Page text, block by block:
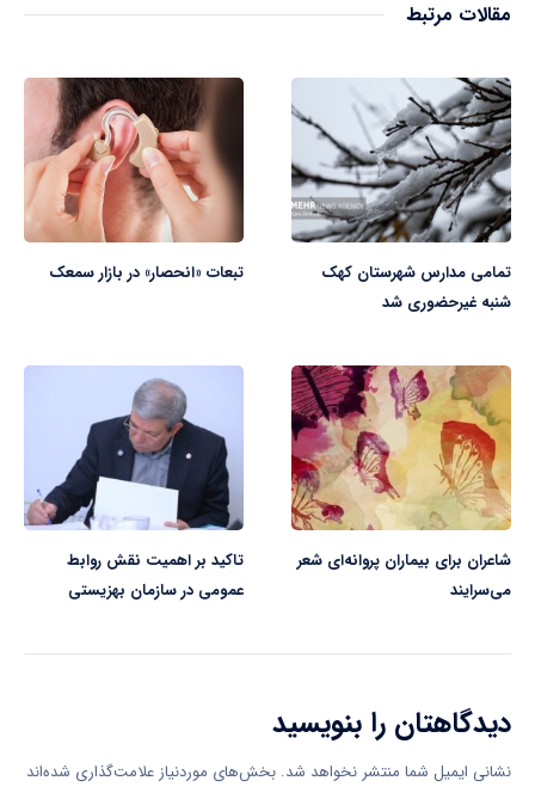
مقالات مرتبط
تمامی مدارس شهرستان کهک
شنبه غیرحضوری شد
تبعات «انحصار» در بازار سمعک
شاعران برای بیماران پروانه‌ای شعر
می‌سرایند
تاکید بر اهمیت نقش روابط
عمومی در سازمان بهزیستی
دیدگاهتان را بنویسید
نشانی ایمیل شما منتشر نخواهد شد. بخش‌های موردنیاز علامت‌گذاری شده‌اند